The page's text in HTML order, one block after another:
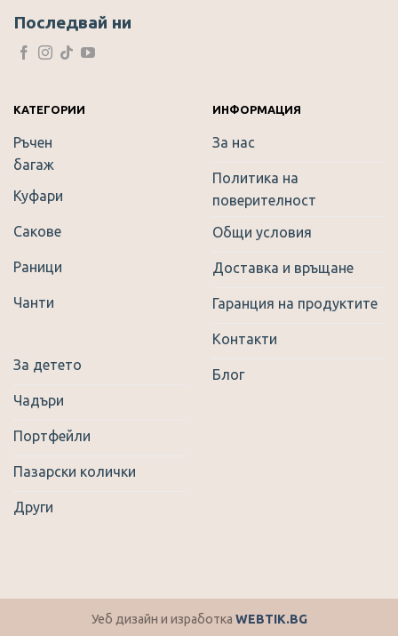
The
may
on
product
page
Последвай ни
КАТЕГОРИИ
Ръчен
багаж
Куфари
Сакове
Раници
Чанти
За детето
Чадъри
Портфейли
Пазарски колички
Други
ИНФОРМАЦИЯ
За нас
Политика на
поверителност
Общи условия
Доставка и връщане
Гаранция на продуктите
Контакти
Блог
Уеб дизайн и изработка WEBTIK.BG